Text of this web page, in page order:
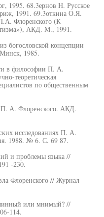
1995. 68.3ернов Н. Русское
1991. 69.3откина О.Я.
Флоренского (К
АКД. М., 1991.
богословской концепции
1985.
в философии П. А.
теоретическая
по общественным
А. Флоренского. АКД.
исследованиях П. А.
1988. № 6. С. 69 87.
и проблемы языка //
-230.
Флоренского // Журнал
или мнимый? //
114.